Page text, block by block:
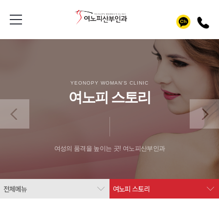
YEONOPY WOMAN'S CLINIC
여노피 스토리
여성의 품격을 높이는 곳! 여노피산부인과
전체메뉴 여노피 스토리